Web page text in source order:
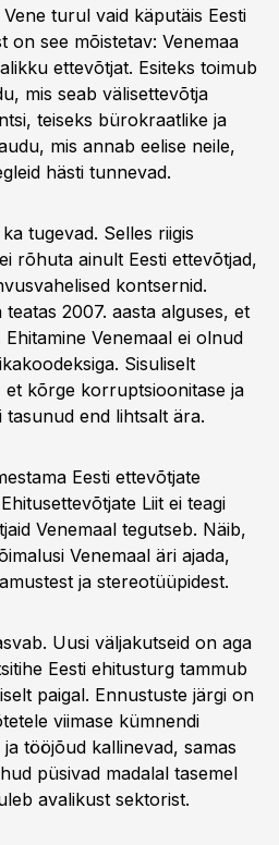
turul vaid käputäis Eesti
on see mõistetav: Venemaa
ettevõtjat. Esiteks toimub
mis seab välisettevõtja
teiseks bürokraatlike ja
mis annab eelise neile,
hästi tunnevad.
tugevad. Selles riigis
rõhuta ainult Eesti ettevõtjad,
kontsernid.
2007. aasta alguses, et
Venemaal ei olnud
Sisuliselt
et kõrge korruptsioonitase ja
tasunud end lihtsalt ära.
Eesti ettevõtjate
Liit ei teagi
Venemaal tegutseb. Näib,
Venemaal äri ajada,
ja stereotüüpidest.
Uusi väljakutseid on aga
Eesti ehitusturg tammub
paigal. Ennustuste järgi on
viimase kümnendi
tööjõud kallinevad, samas
püsivad madalal tasemel
avalikust sektorist.